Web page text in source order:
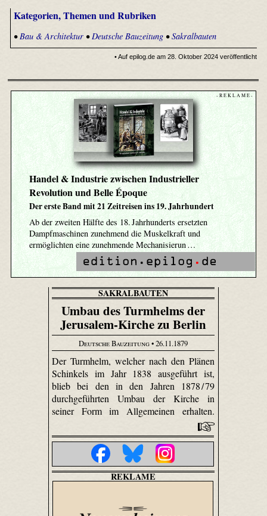
Kategorien, Themen und Rubriken
•Bau & Architektur•Deutsche Bauzeitung•Sakralbauten
• Auf epilog.de am 28. Oktober 2024 veröffentlicht
- R E K L A M E -
Handel & Industrie zwischen Industrieller
Revolution und Belle Époque
Der erste Band mit 21 Zeitreisen ins 19. Jahrhundert
Ab der zweiten Hälfte des 18. Jahrhunderts ersetzten
Dampfmaschinen zunehmend die Muskelkraft und
ermöglichten eine zunehmende Mechanisierun …
SAKRALBAUTEN
Umbau des Turmhelms der
Jerusalem-Kirche zu Berlin
Deutsche Bauzeitung• 26.11.1879
Der Turmhelm, welcher nach den Plänen
Schinkels im Jahr 1838 ausgeführt ist,
blieb bei den in den Jahren 1878 / 79
durchgeführten Umbau der Kirche in
seiner Form im Allgemeinen erhalten.
REKLAME